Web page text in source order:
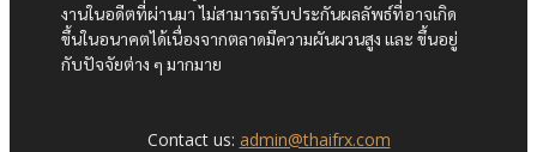
งานในอดีตที่ผ่านมา ไม่สามารถรับประกันผลลัพธ์ที่อาจเกิด
ขึ้นในอนาคตได้เนื่องจากตลาดมีความผันผวนสูง และ ขึ้นอยู่
กับปัจจัยต่าง ๆ มากมาย
Contact us: admin@thaifrx.com